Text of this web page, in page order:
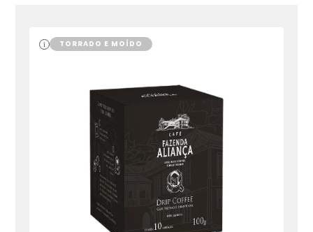
i TORRADO E MOÍDO